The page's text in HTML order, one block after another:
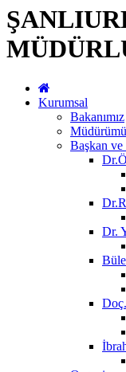
Kurumsal
Bakanımız
Başkan ve
Dr.